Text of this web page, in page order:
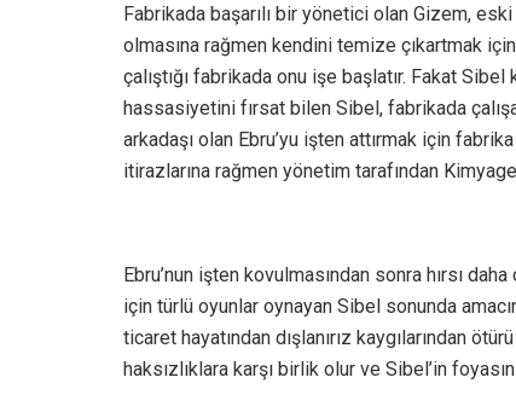
Fabrikada başarılı bir yönetici olan Gizem,
olmasına rağmen kendini temize çıkartmak
çalıştığı fabrikada onu işe başlatır. Fakat
hassasiyetini fırsat bilen Sibel, fabrikada
arkadaşı olan Ebru’yu işten attırmak için
itirazlarına rağmen yönetim tarafından
Ebru’nun işten kovulmasından sonra hırsı
için türlü oyunlar oynayan Sibel sonunda
ticaret hayatından dışlanırız kaygılarından
haksızlıklara karşı birlik olur ve Sibel’in